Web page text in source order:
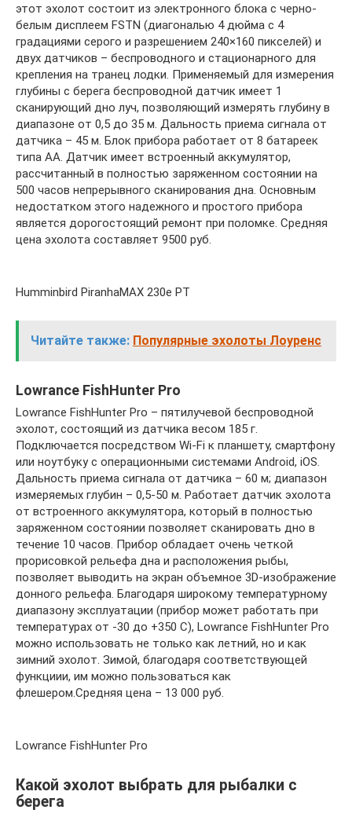
этот эхолот состоит из электронного блока с черно-
белым дисплеем FSTN (диагональю 4 дюйма с 4
градациями серого и разрешением 240×160 пикселей) и
двух датчиков – беспроводного и стационарного для
крепления на транец лодки. Применяемый для измерения
глубины с берега беспроводной датчик имеет 1
сканирующий дно луч, позволяющий измерять глубину в
диапазоне от 0,5 до 35 м. Дальность приема сигнала от
датчика – 45 м. Блок прибора работает от 8 батареек
типа АА. Датчик имеет встроенный аккумулятор,
рассчитанный в полностью заряженном состоянии на
500 часов непрерывного сканирования дна. Основным
недостатком этого надежного и простого прибора
является дорогостоящий ремонт при поломке. Средняя
цена эхолота составляет 9500 руб.
Humminbird PiranhaMAX 230e PT
Читайте также: Популярные эхолоты Лоуренс
Lowrance FishHunter Pro
Lowrance FishHunter Pro – пятилучевой беспроводной
эхолот, состоящий из датчика весом 185 г.
Подключается посредством Wi-Fi к планшету, смартфону
или ноутбуку с операционными системами Android, iOS.
Дальность приема сигнала от датчика – 60 м; диапазон
измеряемых глубин – 0,5-50 м. Работает датчик эхолота
от встроенного аккумулятора, который в полностью
заряженном состоянии позволяет сканировать дно в
течение 10 часов. Прибор обладает очень четкой
прорисовкой рельефа дна и расположения рыбы,
позволяет выводить на экран объемное 3D-изображение
донного рельефа. Благодаря широкому температурному
диапазону эксплуатации (прибор может работать при
температурах от -30 до +350 С), Lowrance FishHunter Pro
можно использовать не только как летний, но и как
зимний эхолот. Зимой, благодаря соответствующей
функциии, им можно пользоваться как
флешером.Средняя цена – 13 000 руб.
Lowrance FishHunter Pro
Какой эхолот выбрать для рыбалки с
берега